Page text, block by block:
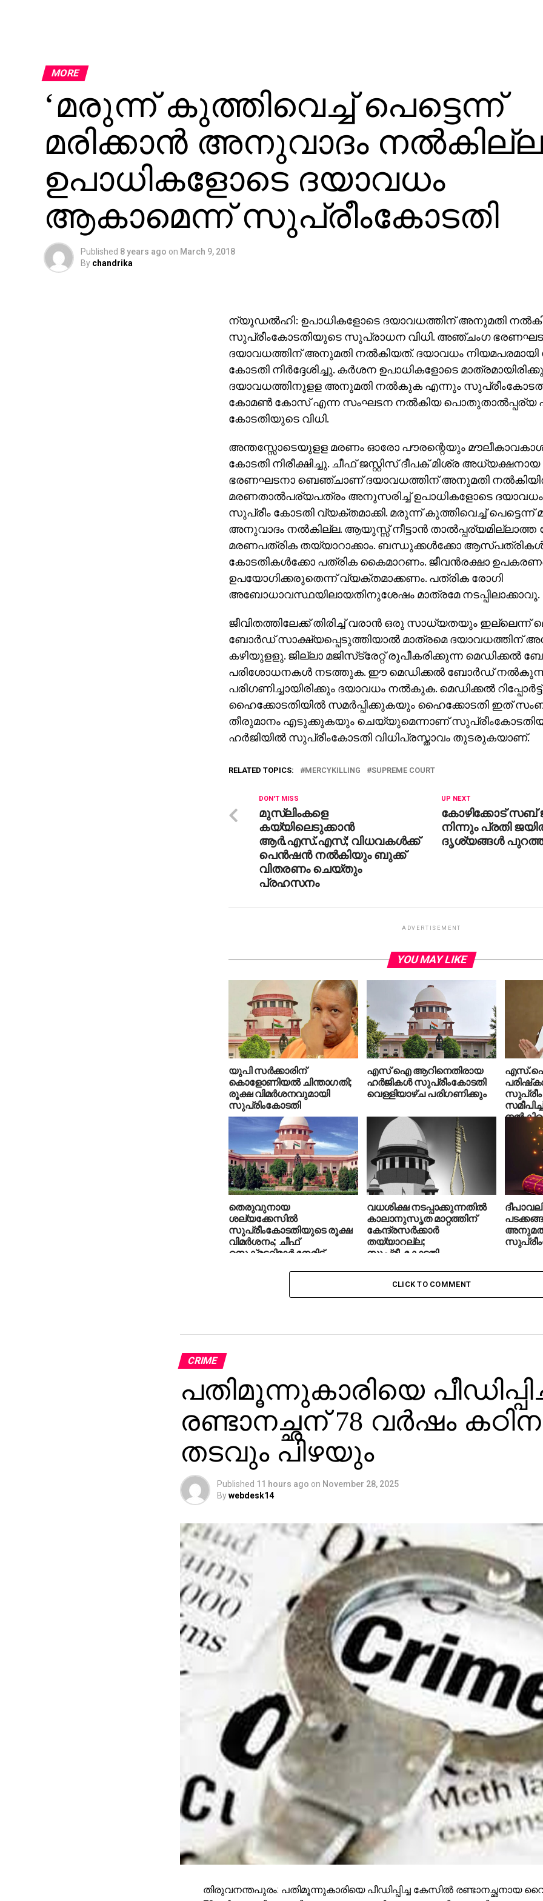
MORE
‘മരുന്ന് കുത്തിവെച്ച് പെട്ടെന്ന്
മരിക്കാന്‍ അനുവാദം
ഉപാധികളോടെ ദയാവധം
ആകാമെന്ന് സുപ്രീംകോടതി
Published 8 years ago on March 9, 2018
By chandrika
ന്യൂഡല്‍ഹി: ഉപാധികളോടെ ദയാവധത്തിന് അനുമതി
സുപ്രീംകോടതിയുടെ സുപ്രാധന വിധി. അഞ്ചംഗ
ദയാവധത്തിന് അനുമതി നല്‍കിയത്. ദയാവധം നിയമപരമായി
കോടതി നിര്‍ദ്ദേശിച്ചു. കര്‍ശന ഉപാധികളോടെ
ദയാവധത്തിനുളള അനുമതി നല്‍കുക എന്നും സുപ്രീംകോടതി
കോമണ്‍ കോസ് എന്ന സംഘടന നല്‍കിയ പൊതുതാല്‍പ്പര്യ
കോടതിയുടെ വിധി.
അന്തസ്സോടെയുളള മരണം ഓരോ പൗരന്റെയും
കോടതി നിരീക്ഷിച്ചു. ചീഫ് ജസ്റ്റിസ് ദീപക് മിശ്ര
ഭരണഘടനാ ബെഞ്ചാണ് ദയാവധത്തിന് അനുമതി
മരണതാല്‍പര്യപത്രം അനുസരിച്ച് ഉപാധികളോടെ ദയാവധം
സുപ്രീം കോടതി വ്യക്തമാക്കി. മരുന്ന് കുത്തിവെച്ച് പെട്ടെന്ന്
അനുവാദം നല്‍കില്ല. ആയുസ്സ് നീട്ടാന്‍ താല്‍പ്പര്യമില്ലാത്ത
മരണപത്രിക തയ്യാറാക്കാം. ബന്ധുക്കള്‍ക്കോ
കോടതികള്‍ക്കോ പത്രിക കൈമാറണം. ജീവന്‍രക്ഷാ
ഉപയോഗിക്കരുതെന്ന് വ്യക്തമാക്കണം. പത്രിക രോഗി
അബോധാവസ്ഥയിലായതിനുശേഷം മാത്രമേ നടപ്പിലാക്കാവൂ.
ജീവിതത്തിലേക്ക് തിരിച്ച് വരാന്‍ ഒരു സാധ്യതയും ഇല്ലെന്ന്
ബോര്‍ഡ് സാക്ഷ്യപ്പെടുത്തിയാല്‍ മാത്രമെ ദയാവധത്തിന്
കഴിയുളളു. ജില്ലാ മജിസ്‌ട്രേറ്റ് രൂപീകരിക്കുന്ന മെഡിക്കല്‍
പരിശോധനകള്‍ നടത്തുക. ഈ മെഡിക്കല്‍ ബോര്‍ഡ് നല്‍കുന്ന
പരിഗണിച്ചായിരിക്കും ദയാവധം നല്‍കുക. മെഡിക്കല്‍ റിപ്പോര്‍ട്ട്
ഹൈക്കോടതിയില്‍ സമര്‍പ്പിക്കുകയും ഹൈക്കോടതി ഇത്
തീരുമാനം എടുക്കുകയും ചെയ്യുമെന്നാണ്
ഹര്‍ജിയില്‍ സുപ്രീംകോടതി വിധിപ്രസ്താവം തുടരുകയാണ്.
RELATED TOPICS: MERCYKILLING SUPREME COURT
UP NEXT
കോഴിക്കോട് സബ്
നിന്നും പ്രതി
ദൃശ്യങ്ങള്‍
DON'T MISS
മുസ്‌ലിംകളെ
കയ്യിലെടുക്കാന്‍
ആര്‍.എസ്.എസ്; വിധവകള്‍ക്ക്
പെന്‍ഷന്‍ നല്‍കിയും ബുക്ക്
വിതരണം ചെയ്തും
പ്രഹസനം
ADVERTISEMENT
YOU MAY LIKE
യുപി സർക്കാരിന്
കൊളോണിയൽ ചിന്താഗതി;
രൂക്ഷ വിമർശനവുമായി
സുപ്രിംകോടതി
എസ് ഐ ആറിനെതിരായ
ഹർജികൾ സുപ്രീംകോടതി
വെള്ളിയാഴ്ച പരിഗണിക്കും
തെരുവുനായ
ശല്യക്കേസില്‍
സുപ്രീംകോടതിയുടെ രൂക്ഷ
വിമര്‍ശനം; ചീഫ്
സെക്രട്ടറിമാര്‍ നേരിട്ട്
വധശിക്ഷ നടപ്പാക്കുന്നതില്‍
കാലാനുസൃത മാറ്റത്തിന്
കേന്ദ്രസര്‍ക്കാര്‍
തയ്യാറല്ല;
സുപ്രീംകോടതി
CLICK TO COMMENT
CRIME
പതിമൂന്നുകാരിയെ
രണ്ടാനച്ഛന് 78 വർഷം കഠിന
തടവും പിഴയും
Published 11 hours ago on November 28, 2025
Bywebdesk14
തിരുവനന്തപുരം: പതിമൂന്നുകാരിയെ പീഡിപ്പിച്ച കേസിൽ രണ്ടാനച്ഛനായ